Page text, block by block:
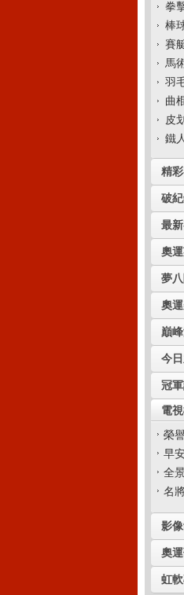
拳
棒
賽
馬
羽
曲
皮
鐵
精
破
最
奧
夢
奧
巔
今
冠
電
榮
早
全
名
影
奧
虹